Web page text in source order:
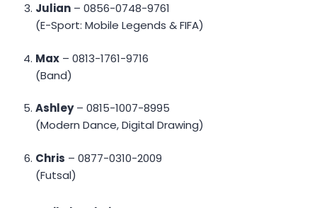
Julian – 0856-0748-9761
(E-Sport: Mobile Legends & FIFA)
Max – 0813-1761-9716
(Band)
Ashley– 0815-1007-8995
(Modern Dance, Digital Drawing)
Chris – 0877-0310-2009
(Futsal)